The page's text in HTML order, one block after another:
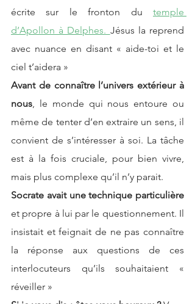
écrite sur le fronton du temple
d’Apollon à Delphes. Jésus la reprend
avec nuance en disant « aide-toi et le
ciel t’aidera »
Avant de connaître l’univers extérieur à
nous, le monde qui nous entoure ou
même de tenter d’en extraire un sens, il
convient de s’intéresser à soi. La tâche
est à la fois cruciale, pour bien vivre,
mais plus complexe qu’il n’y parait.
et propre à lui par le questionnement. Il
insistait et feignait de ne pas connaître
la réponse aux questions de ces
interlocuteurs qu’ils souhaitaient «
réveiller »